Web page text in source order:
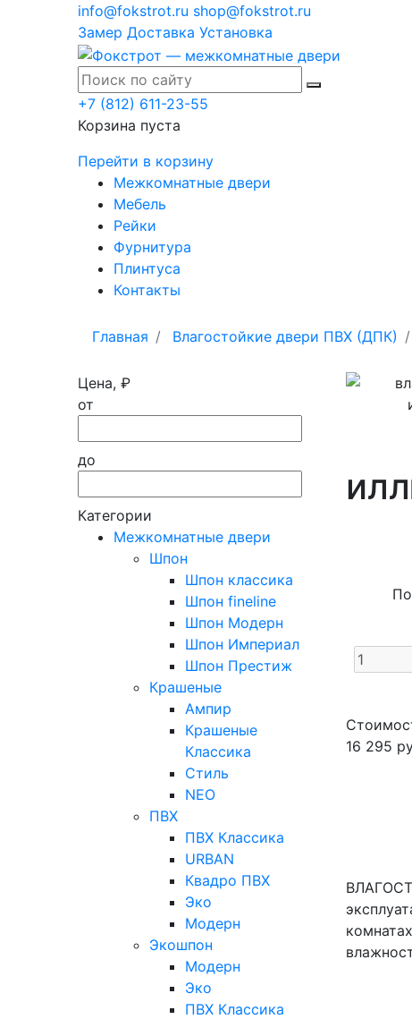
info@fokstrot.ru shop@fokstrot.ru
Замер Доставка Установка
+7 (812) 611-23-55
Корзина пуста
Перейти в корзину
Межкомнатные двери
Мебель
Рейки
Фурнитура
Плинтуса
Контакты
Главная Влагостойкие двери ПВХ (ДПК)
Цена, ₽
от
до
Категории
Межкомнатные двери
Шпон
Шпон классика
Шпон fineline
Шпон Модерн
Шпон Империал
Шпон Престиж
Крашеные
Ампир
Крашеные
Классика
Стиль
NEO
ПВХ
ПВХ Классика
URBAN
Квадро ПВХ
Эко
Модерн
Экошпон
Модерн
Эко
ПВХ Классика
16 295